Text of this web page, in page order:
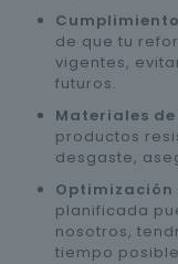
de que tu
vigentes,
futuros.
Materiales
productos
desgaste,
Optimización
planificada
nosotros,
tiempo